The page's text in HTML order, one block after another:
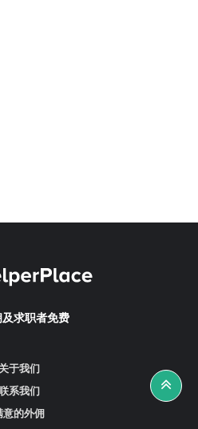
求职者免费
关于我们
系我们
意的外佣